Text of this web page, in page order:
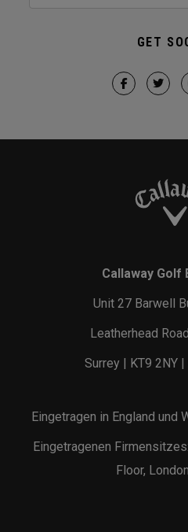
GET
Callaway Golf
Unit 27 Barwell
Leatherhead
Surrey | KT9 2NY
Eingetragen in England und
Eingetragenen
Floor,